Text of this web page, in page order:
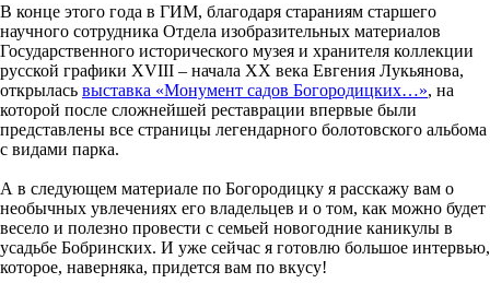
В конце этого года в ГИМ, благодаря стараниям старшего
научного сотрудника Отдела изобразительных материалов
Государственного исторического музея и хранителя коллекции
русской графики XVIII – начала XX века Евгения Лукьянова,
открылась выставка «Монумент садов Богородицких…», на
которой после сложнейшей реставрации впервые были
представлены все страницы легендарного болотовского альбома
с видами парка.
А в следующем материале по Богородицку я расскажу вам о
необычных увлечениях его владельцев и о том, как можно будет
весело и полезно провести с семьей новогодние каникулы в
усадьбе Бобринских. И уже сейчас я готовлю большое интервью,
которое, наверняка, придется вам по вкусу!